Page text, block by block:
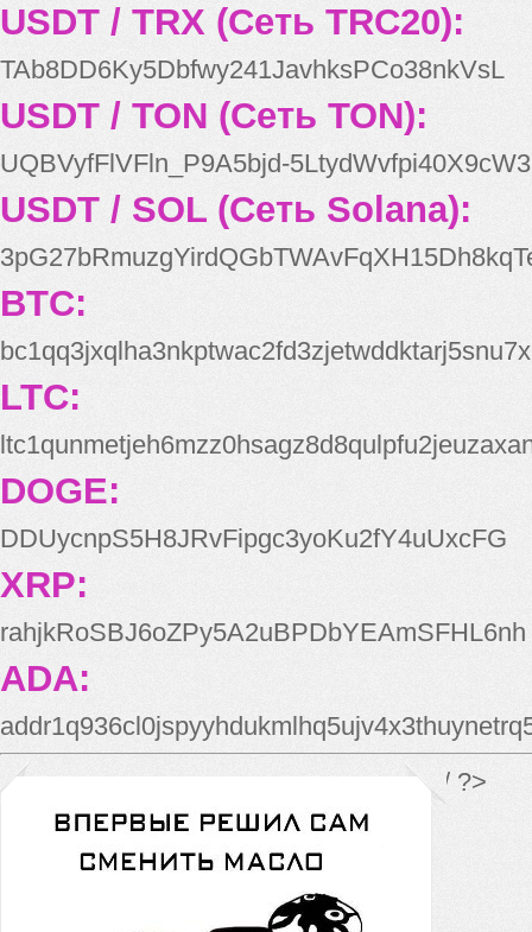
USDT / TRX (Сеть TRC20):
TAb8DD6Ky5Dbfwy241JavhksPCo38nkVsL
USDT / TON (Сеть TON):
UQBVyfFlVFln_P9A5bjd-
USDT / SOL (Сеть Solana):
BTC:
bc1qq3jxqlha3nkptwac2fd3zjetwddktarj5snu7x
LTC:
DOGE:
DDUycnpS5H8JRvFipgc3yoKu2fY4uUxcFG
XRP:
rahjkRoSBJ6oZPy5A2uBPDbYEAmSFHL6nh
ADA:
*/ ?>